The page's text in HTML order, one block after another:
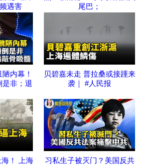
遇害
尾巴；
内幕！
是非；退
贝碧嘉未走 普拉桑或接踵来
袭｜ #人民报
！ 上海
习私生子被灭门？美国反共